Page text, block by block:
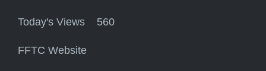
Today's Views 560
FFTC Website